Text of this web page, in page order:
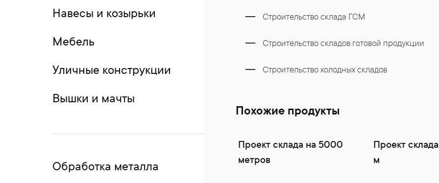
Навесы и козырьки
Мебель
Уличные конструкции
Вышки и мачты
Обработка металла
Строительство склада ГСМ
Строительство складов готовой продукции
Строительство холодных складов
Похожие продукты
Проект склада на 5000
метров
Проект
м